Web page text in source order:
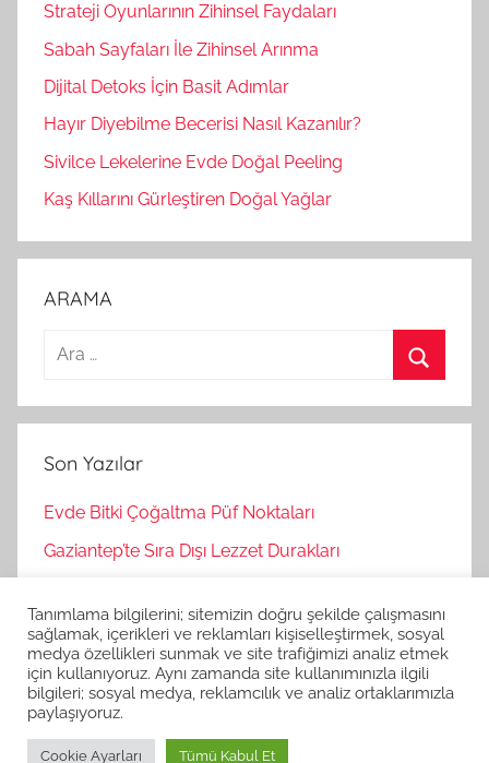
Strateji Oyunlarının Zihinsel Faydaları
Sabah Sayfaları İle Zihinsel Arınma
Dijital Detoks İçin Basit Adımlar
Hayır Diyebilme Becerisi Nasıl Kazanılır?
Sivilce Lekelerine Evde Doğal Peeling
Kaş Kıllarını Gürleştiren Doğal Yağlar
ARAMA
a
a
r
Son Yazılar
Evde Bitki Çoğaltma Püf Noktaları
Gaziantep’te Sıra Dışı Lezzet Durakları
Korku Oyunları İle Stres Atma
Strateji Oyunlarının Zihinsel Faydaları
Tanımlama bilgilerini; sitemizin doğru şekilde çalışmasını
sağlamak, içerikleri ve reklamları kişiselleştirmek, sosyal
medya özellikleri sunmak ve site trafiğimizi analiz etmek
için kullanıyoruz. Aynı zamanda site kullanımınızla ilgili
bilgileri; sosyal medya, reklamcılık ve analiz ortaklarımızla
paylaşıyoruz.
Cookie Ayarları Tümü Kabul Et